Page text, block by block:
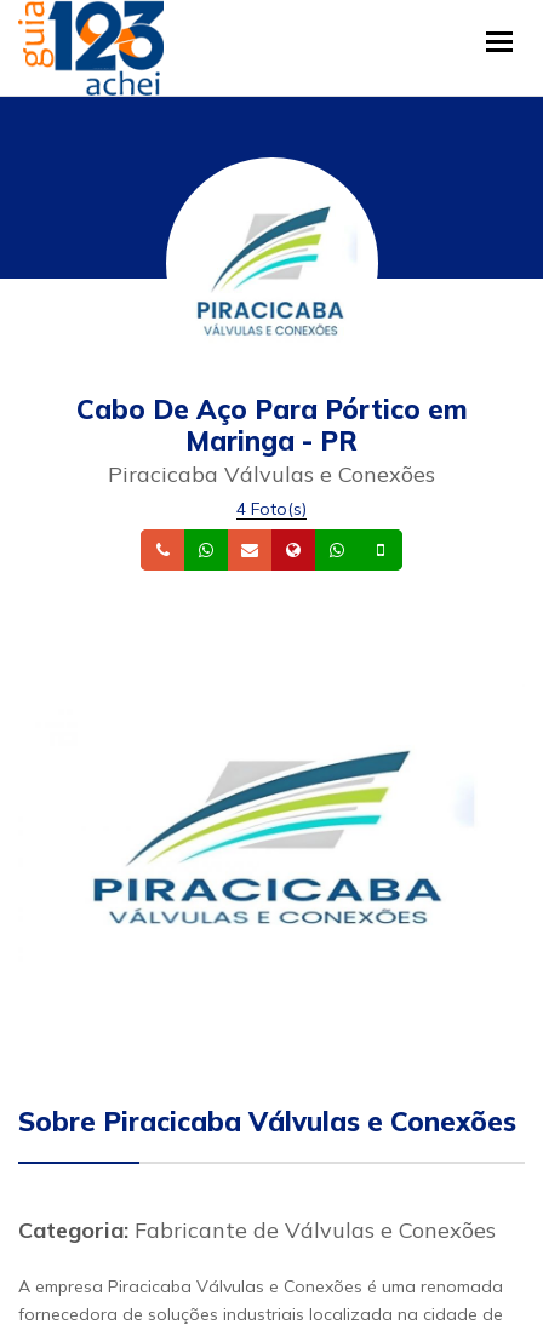
Cabo De Aço Para Pórtico em
Maringa - PR
Piracicaba Válvulas e Conexões
4 Foto(s)
TelefoneWhatsapp
Email Site Whatsapp
Sobre Piracicaba Válvulas e Conexões
Categoria: Fabricante de Válvulas e Conexões
A empresa Piracicaba Válvulas e Conexões é uma renomada
fornecedora de soluções industriais localizada na cidade de